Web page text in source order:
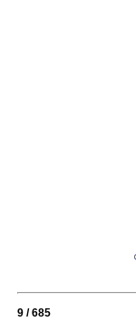
9 / 685